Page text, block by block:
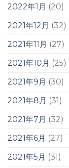
2022年1月 (20)
2021年12月 (32)
2021年11月 (27)
2021年10月 (25)
2021年9月 (30)
2021年8月 (31)
2021年7月 (32)
2021年6月 (27)
2021年5月 (31)